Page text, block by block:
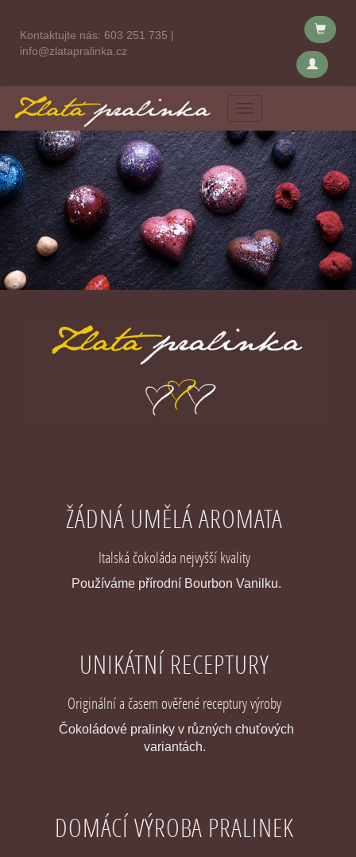
Kontaktujte nás: 603 251 735 |
info@zlatapralinka.cz
Menu
ŽÁDNÁ UMĚLÁ AROMATA
Italská čokoláda nejvyšší kvality
Používáme přírodní Bourbon Vanilku.
UNIKÁTNÍ RECEPTURY
Originální a časem ověřené receptury výroby
Čokoládové pralinky v různých chuťových
variantách.
DOMÁCÍ VÝROBA PRALINEK